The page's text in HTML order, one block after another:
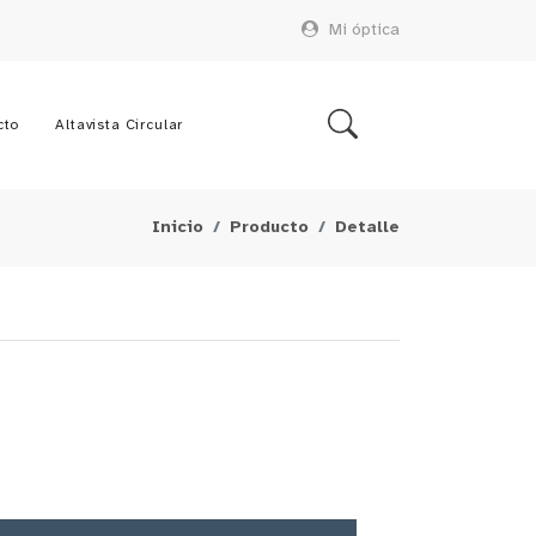
Mi óptica
Altavista Circular
Inicio Producto Detalle